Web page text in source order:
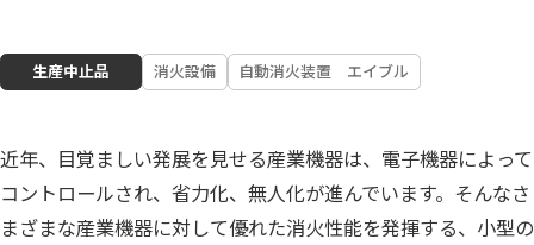
生産中止品 消火設備 自動消火装置 エイブル
近年、目覚ましい発展を見せる産業機器は、電子機器によって
コントロールされ、省力化、無人化が進んでいます。そんなさ
まざまな産業機器に対して優れた消火性能を発揮する、小型の